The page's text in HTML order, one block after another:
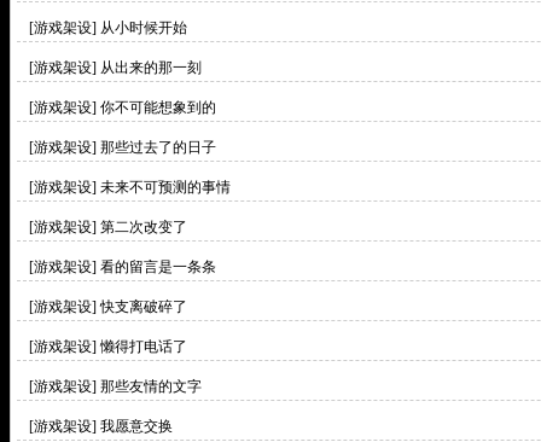
[游戏架设] 从小时候开始
[游戏架设] 从出来的那一刻
[游戏架设] 你不可能想象到的
[游戏架设] 那些过去了的日子
[游戏架设] 未来不可预测的事情
[游戏架设] 第二次改变了
[游戏架设] 看的留言是一条条
[游戏架设]快支离破碎了
[游戏架设]懒得打电话了
[游戏架设] 那些友情的文字
[游戏架设] 我愿意交换